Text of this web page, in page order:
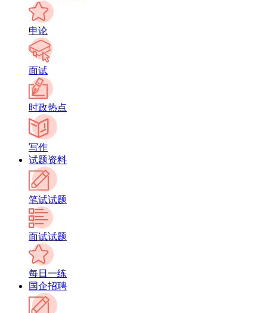
申论
面试
时政热点
写作
试题资料
笔试试题
面试试题
每日一练
国企招聘